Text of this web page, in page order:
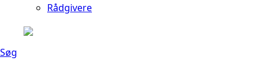
Rådgivere
Søg